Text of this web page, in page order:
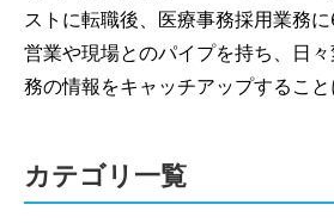
ストに転職後、医療事務採用業務に
営業や現場とのパイプを持ち、日
務の情報をキャッチアップすること
カテゴリ一覧